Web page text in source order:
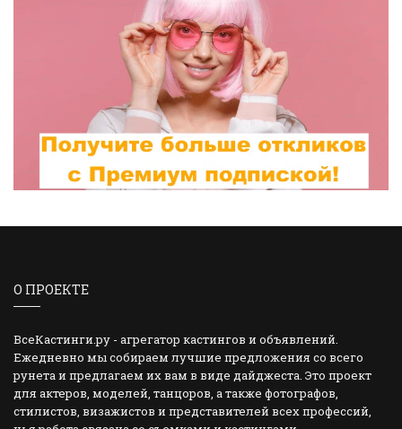
О ПРОЕКТЕ
ВсеКастинги.ру - агрегатор кастингов и объявлений.
Ежедневно мы собираем лучшие предложения со всего
рунета и предлагаем их вам в виде дайджеста. Это проект
для актеров, моделей, танцоров, а также фотографов,
стилистов, визажистов и представителей всех профессий,